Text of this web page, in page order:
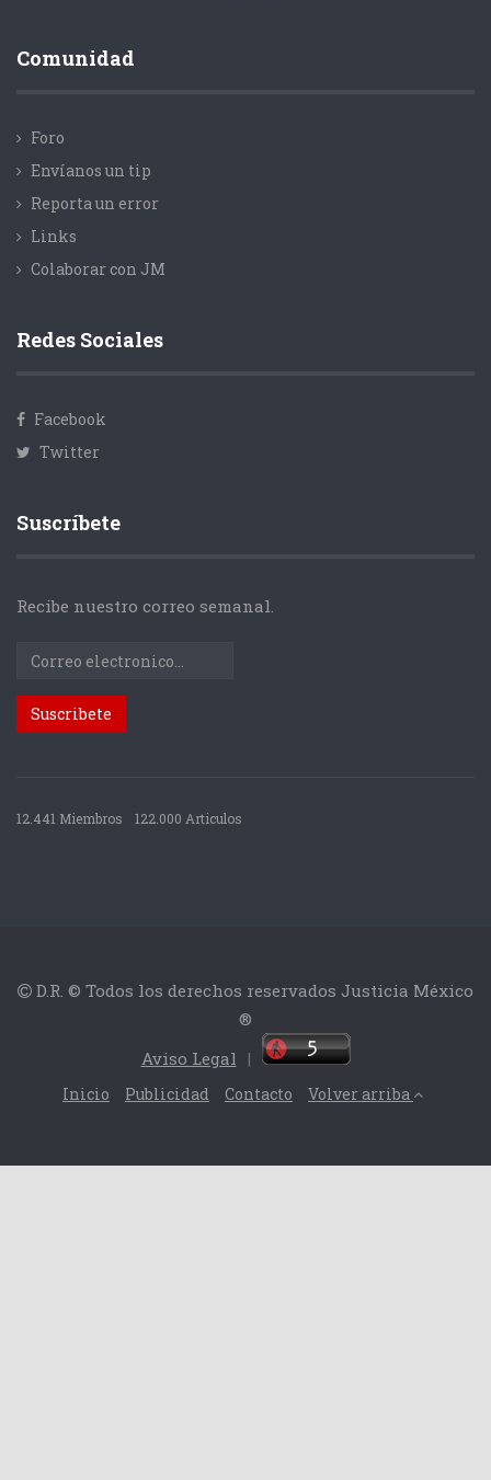
Comunidad
Foro
Envíanos un tip
Reporta un error
Links
Colaborar con JM
Redes Sociales
Facebook
Twitter
Suscríbete
Recibe nuestro correo semanal.
12.441 Miembros 122.000 Articulos
D.R. © Todos los derechos reservados Justicia México
®
Aviso Legal |
Inicio Publicidad Contacto Volver arriba